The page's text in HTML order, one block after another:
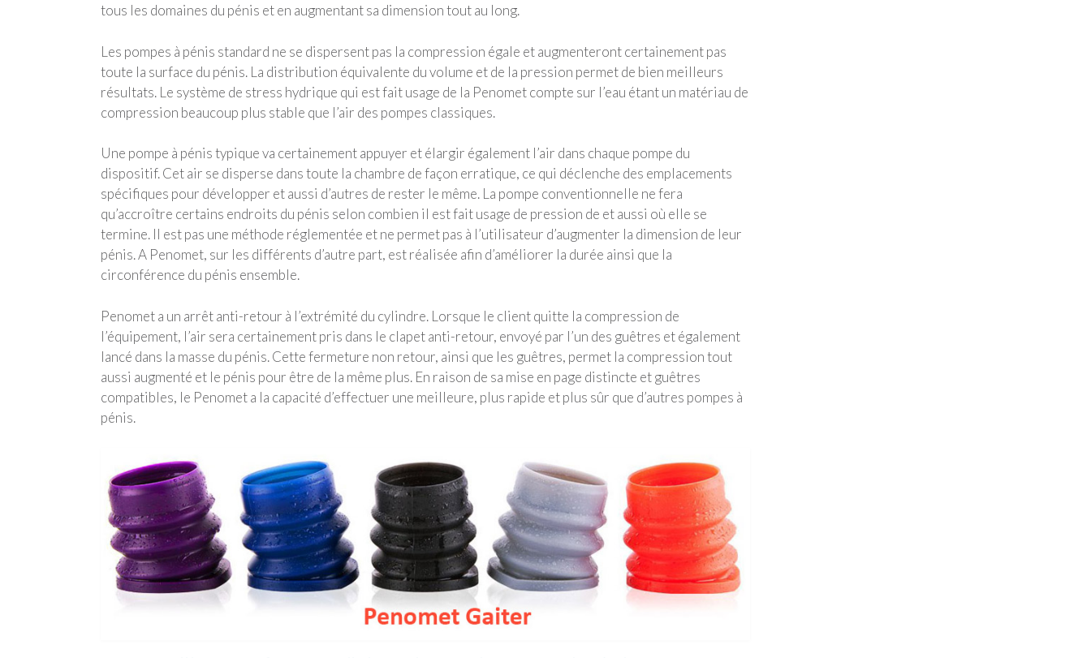
tous les domaines du pénis et en augmentant sa dimension tout au long.
Les pompes à pénis standard ne se dispersent pas la compression égale et augmenteront certainement pas
toute la surface du pénis. La distribution équivalente du volume et de la pression permet de bien meilleurs
résultats. Le système de stress hydrique qui est fait usage de la Penomet compte sur l’eau étant un matériau de
compression beaucoup plus stable que l’air des pompes classiques.
Une pompe à pénis typique va certainement appuyer et élargir également l’air dans chaque pompe du
dispositif. Cet air se disperse dans toute la chambre de façon erratique, ce qui déclenche des emplacements
spécifiques pour développer et aussi d’autres de rester le même. La pompe conventionnelle ne fera
qu’accroître certains endroits du pénis selon combien il est fait usage de pression de et aussi où elle se
termine. Il est pas une méthode réglementée et ne permet pas à l’utilisateur d’augmenter la dimension de leur
pénis. A Penomet, sur les différents d’autre part, est réalisée afin d’améliorer la durée ainsi que la
circonférence du pénis ensemble.
Penomet a un arrêt anti-retour à l’extrémité du cylindre. Lorsque le client quitte la compression de
l’équipement, l’air sera certainement pris dans le clapet anti-retour, envoyé par l’un des guêtres et également
lancé dans la masse du pénis. Cette fermeture non retour, ainsi que les guêtres, permet la compression tout
aussi augmenté et le pénis pour être de la même plus. En raison de sa mise en page distincte et guêtres
compatibles, le Penomet a la capacité d’effectuer une meilleure, plus rapide et plus sûr que d’autres pompes à
pénis.